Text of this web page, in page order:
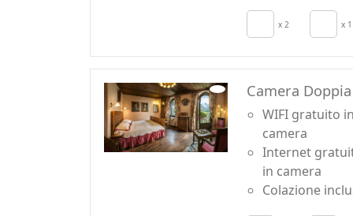
TV in camera
x 2 x 1
Camera
WIFI gratuito in
camera
Internet
in camera
Colazione